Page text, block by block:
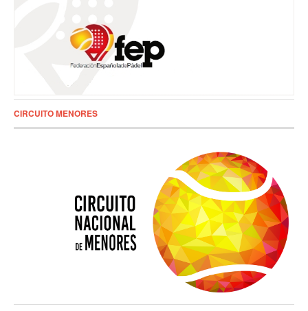
CIRCUITO MENORES